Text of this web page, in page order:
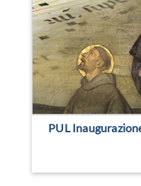
PUL